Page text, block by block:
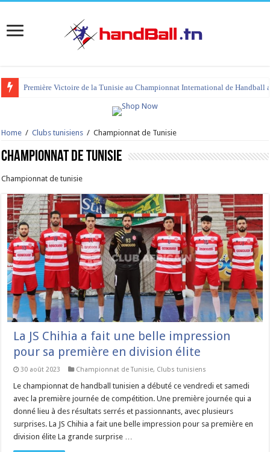
Première Victoire de la Tunisie au Championnat International de Handball
tournoi international Hammamet 2023 : programme et liste des joueurs
Home / Clubs tunisiens / Championnat de Tunisie
Championnat de Tunisie
Championnat de tunisie
La JS Chihia a fait une belle impression
pour sa première en division élite
30 août 2023 Championnat de Tunisie, Clubs tunisiens
Le championnat de handball tunisien a débuté ce vendredi et samedi
avec la première journée de compétition. Une première journée qui a
donné lieu à des résultats serrés et passionnants, avec plusieurs
surprises. La JS Chihia a fait une belle impression pour sa première en
division élite La grande surprise …